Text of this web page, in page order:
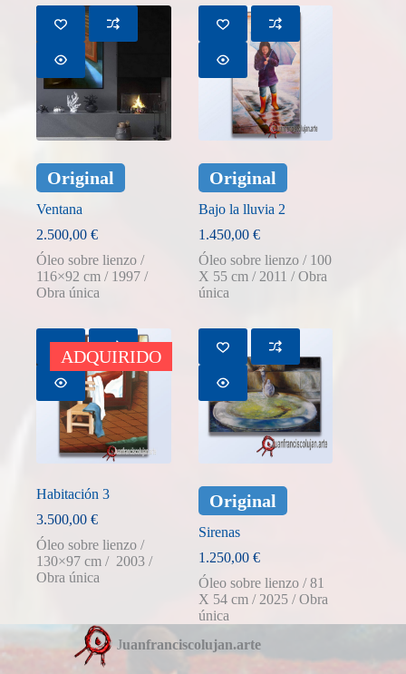
Original
Ventana
2.500,00 €
Óleo sobre lienzo /
116×92 cm / 1997 /
Obra única
Original
Bajo la lluvia 2
1.450,00 €
Óleo sobre lienzo / 100
X 55 cm / 2011 / Obra
única
ADQUIRIDO
AGOTADO
Habitación 3
3.500,00 €
Óleo sobre lienzo /
130×97 cm / 2003 /
Obra única
Original
Sirenas
1.250,00 €
Óleo sobre lienzo / 81
X 54 cm / 2025 / Obra
única
Juanfranciscolujan.arte